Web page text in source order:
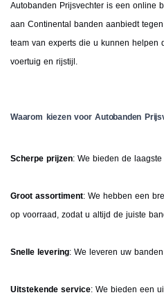
Autobanden Prijsvechter is een online
aan Continental banden aanbiedt
team van experts die u kunnen helpen
voertuig en rijstijl.
Waarom kiezen voor Autobanden
Scherpe prijzen: We bieden de
Groot assortiment: We hebben een
op voorraad, zodat u altijd de juiste
Snelle levering: We leveren uw
Uitstekende service: We bieden een